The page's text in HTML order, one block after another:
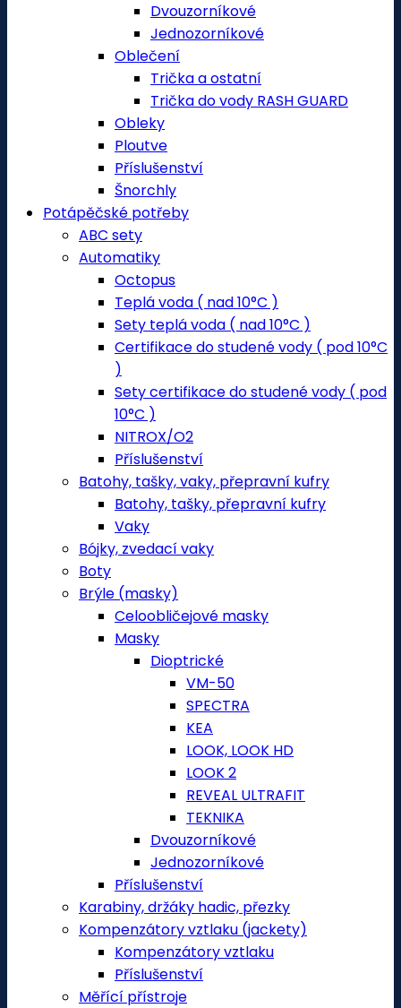
Dvouzorníkové
Jednozorníkové
Oblečení
Trička a ostatní
Trička do vody RASH GUARD
Obleky
Ploutve
Příslušenství
Šnorchly
Potápěčské potřeby
ABC sety
Automatiky
Octopus
Teplá voda ( nad 10°C )
Sety teplá voda ( nad 10°C )
Certifikace do studené vody ( pod 10°C
)
Sety certifikace do studené vody ( pod
10°C )
NITROX/O2
Příslušenství
Batohy, tašky, vaky, přepravní kufry
Batohy, tašky, přepravní kufry
Vaky
Bójky, zvedací vaky
Boty
Brýle (masky)
Celoobličejové masky
Masky
Dioptrické
VM-50
SPECTRA
KEA
LOOK, LOOK HD
LOOK 2
REVEAL ULTRAFIT
TEKNIKA
Dvouzorníkové
Jednozorníkové
Příslušenství
Karabiny, držáky hadic, přezky
Kompenzátory vztlaku (jackety)
Kompenzátory vztlaku
Příslušenství
Měřící přístroje